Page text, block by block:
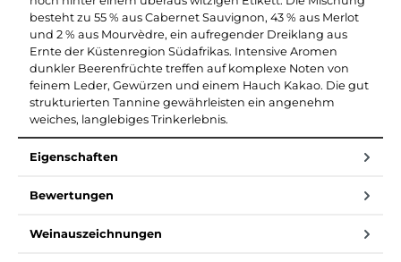
besteht zu 55 % aus Cabernet Sauvignon, 43 % aus Merlot
und 2 % aus Mourvèdre, ein aufregender Dreiklang aus
Ernte der Küstenregion Südafrikas. Intensive Aromen
dunkler Beerenfrüchte treffen auf komplexe Noten von
feinem Leder, Gewürzen und einem Hauch Kakao. Die gut
strukturierten Tannine gewährleisten ein angenehm
weiches, langlebiges Trinkerlebnis.
Eigenschaften
Bewertungen
Weinauszeichnungen